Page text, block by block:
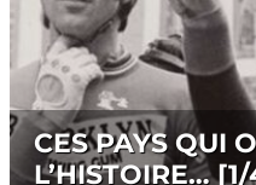
CES PAYS QUI
L’HISTOIRE…